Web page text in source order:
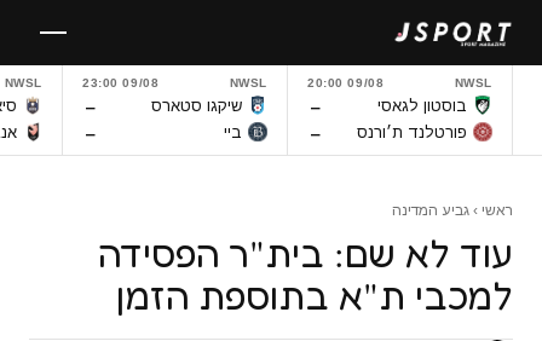
לתוכן
NWSL
09/08 20:00
בוסטון לגאסי –
פורטלנד ת׳ורנס –
NWSL
09/08 23:00
שיקגו סטארס –
ביי –
NWSL
ראשי › גביע המדינה
עוד לא שם: בית"ר הפסידה
למכבי ת"א בתוספת הזמן